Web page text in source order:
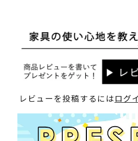
レビューを投稿するにはログ